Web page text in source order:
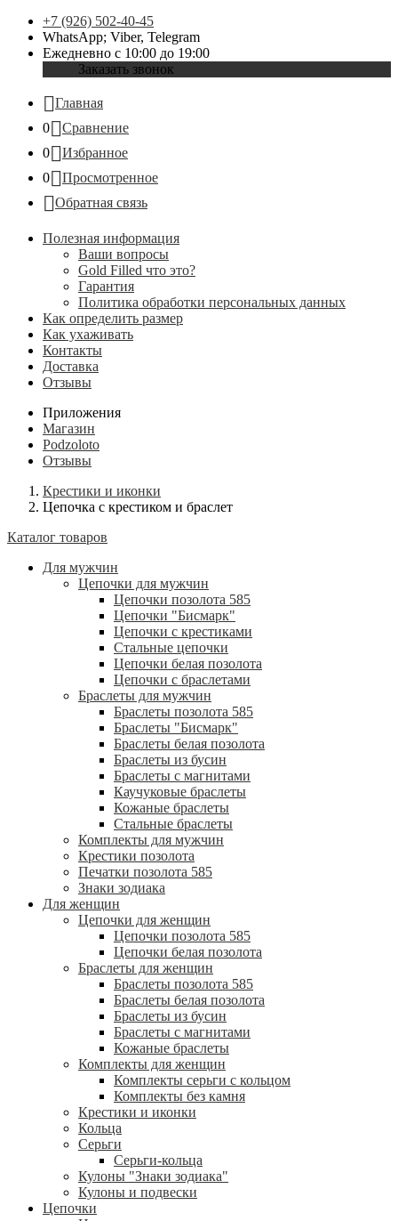
+7 (926) 502-40-45
WhatsApp; Viber, Telegram
Ежедневно с 10:00 до 19:00
Заказать звонок
Главная
0
Сравнение
0
Избранное
0
Просмотренное
Обратная связь
Полезная информация
Ваши вопросы
Gold Filled что это?
Гарантия
Политика обработки персональных данных
Как определить размер
Как ухаживать
Контакты
Доставка
Отзывы
Приложения
Магазин
Podzoloto
Отзывы
Крестики и иконки
Цепочка с крестиком и браслет
Каталог товаров
Для мужчин
Цепочки для мужчин
Цепочки позолота 585
Цепочки "Бисмарк"
Цепочки с крестиками
Стальные цепочки
Цепочки белая позолота
Цепочки с браслетами
Браслеты для мужчин
Браслеты позолота 585
Браслеты "Бисмарк"
Браслеты белая позолота
Браслеты из бусин
Браслеты с магнитами
Каучуковые браслеты
Кожаные браслеты
Стальные браслеты
Комплекты для мужчин
Крестики позолота
Печатки позолота 585
Знаки зодиака
Для женщин
Цепочки для женщин
Цепочки позолота 585
Цепочки белая позолота
Браслеты для женщин
Браслеты позолота 585
Браслеты белая позолота
Браслеты из бусин
Браслеты с магнитами
Кожаные браслеты
Комплекты для женщин
Комплекты серьги с кольцом
Комплекты без камня
Крестики и иконки
Кольца
Серьги
Серьги-кольца
Кулоны "Знаки зодиака"
Кулоны и подвески
Цепочки